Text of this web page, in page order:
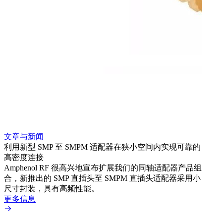
文章与新闻
利用新型 SMP 至 SMPM 适配器在狭小空间内实现可靠的
高密度连接
Amphenol RF 很高兴地宣布扩展我们的同轴适配器产品组
合，新推出的 SMP 直插头至 SMPM 直插头适配器采用小
尺寸封装，具有高频性能。
更多信息